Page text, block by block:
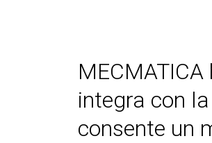
integra con
consente un